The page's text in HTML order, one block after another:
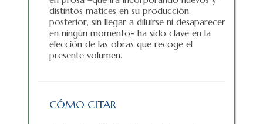
distintos matices en su producción
posterior, sin llegar a diluirse ni desaparecer
en ningún momento- ha sido clave en la
elección de las obras que recoge el
presente volumen.
CÓMO CITAR